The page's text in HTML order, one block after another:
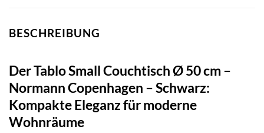
BESCHREIBUNG
Der Tablo Small Couchtisch Ø 50 cm –
Normann Copenhagen – Schwarz:
Kompakte Eleganz für moderne
Wohnräume